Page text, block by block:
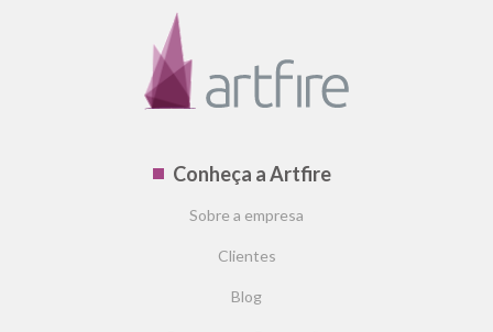
Conheça a Artfire
Sobre a empresa
Clientes
Blog